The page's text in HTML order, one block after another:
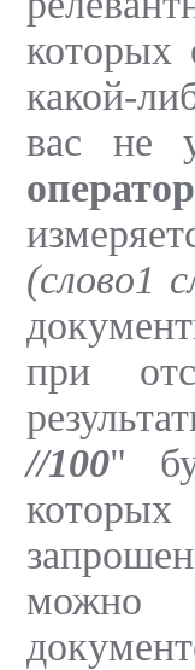
которых
какой-
вас не
(слово1
при
//100"
можно